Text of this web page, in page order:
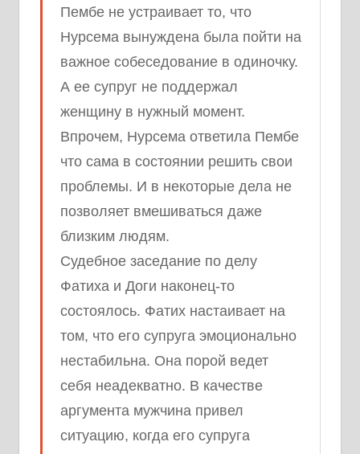
Пембе не устраивает то, что
Нурсема вынуждена была пойти на
важное собеседование в одиночку.
А ее супруг не поддержал
женщину в нужный момент.
Впрочем, Нурсема ответила Пембе
что сама в состоянии решить свои
проблемы. И в некоторые дела не
позволяет вмешиваться даже
близким людям.
Судебное заседание по делу
Фатиха и Доги наконец-то
состоялось. Фатих настаивает на
том, что его супруга эмоционально
нестабильна. Она порой ведет
себя неадекватно. В качестве
аргумента мужчина привел
ситуацию, когда его супруга